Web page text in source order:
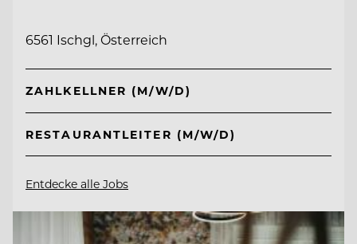
6561 Ischgl, Österreich
ZAHLKELLNER (M/W/D)
RESTAURANTLEITER (M/W/D)
Entdecke alle Jobs